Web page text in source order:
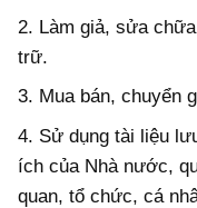
2. Làm giả, sửa
trữ.
3. Mua bán, chuyển
4. Sử dụng tài liệu
ích của Nhà nước,
quan, tổ chức, cá